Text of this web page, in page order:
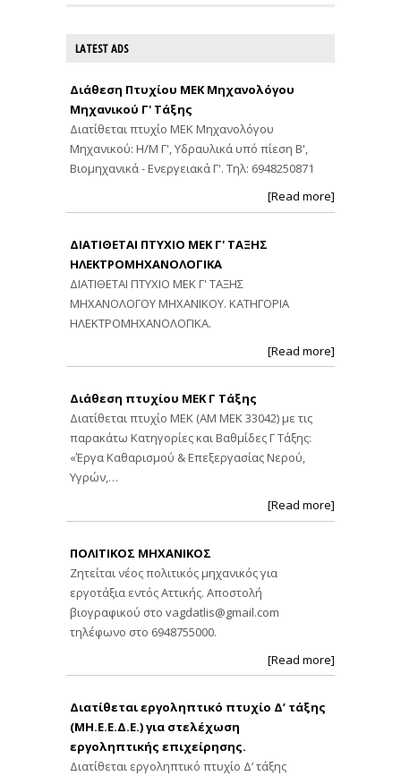
LATEST ADS
Διάθεση Πτυχίου ΜΕΚ Μηχανολόγου
Μηχανικού Γ' Τάξης
Διατίθεται πτυχίο ΜΕΚ Μηχανολόγου
Μηχανικού: Η/Μ Γ', Υδραυλικά υπό πίεση Β',
Βιομηχανικά - Ενεργειακά Γ'. Τηλ: 6948250871
[Read more]
ΔΙΑΤΙΘΕΤΑΙ ΠΤΥΧΙΟ ΜΕΚ Γ' ΤΑΞΗΣ
ΗΛΕΚΤΡΟΜΗΧΑΝΟΛΟΓΙΚΑ
ΔΙΑΤΙΘΕΤΑΙ ΠΤΥΧΙΟ ΜΕΚ Γ' ΤΑΞΗΣ
ΜΗΧΑΝΟΛΟΓΟΥ ΜΗΧΑΝΙΚΟΥ. ΚΑΤΗΓΟΡΙΑ
ΗΛΕΚΤΡΟΜΗΧΑΝΟΛΟΓΙΚΑ.
[Read more]
Διάθεση πτυχίου ΜΕΚ Γ Τάξης
Διατίθεται πτυχίο ΜΕΚ (ΑΜ ΜΕΚ 33042) με τις
παρακάτω Κατηγορίες και Βαθμίδες Γ Τάξης:
«Έργα Καθαρισμού & Επεξεργασίας Νερού,
Υγρών,…
[Read more]
ΠΟΛΙΤΙΚΟΣ ΜΗΧΑΝΙΚΟΣ
Ζητείται νέος πολιτικός μηχανικός για
εργοτάξια εντός Αττικής. Αποστολή
βιογραφικού στο vagdatlis@gmail.com
τηλέφωνο στο 6948755000.
[Read more]
Διατίθεται εργοληπτικό πτυχίο Δ’ τάξης
(ΜΗ.Ε.Ε.Δ.Ε.) για στελέχωση
εργοληπτικής επιχείρησης.
Διατίθεται εργοληπτικό πτυχίο Δ’ τάξης